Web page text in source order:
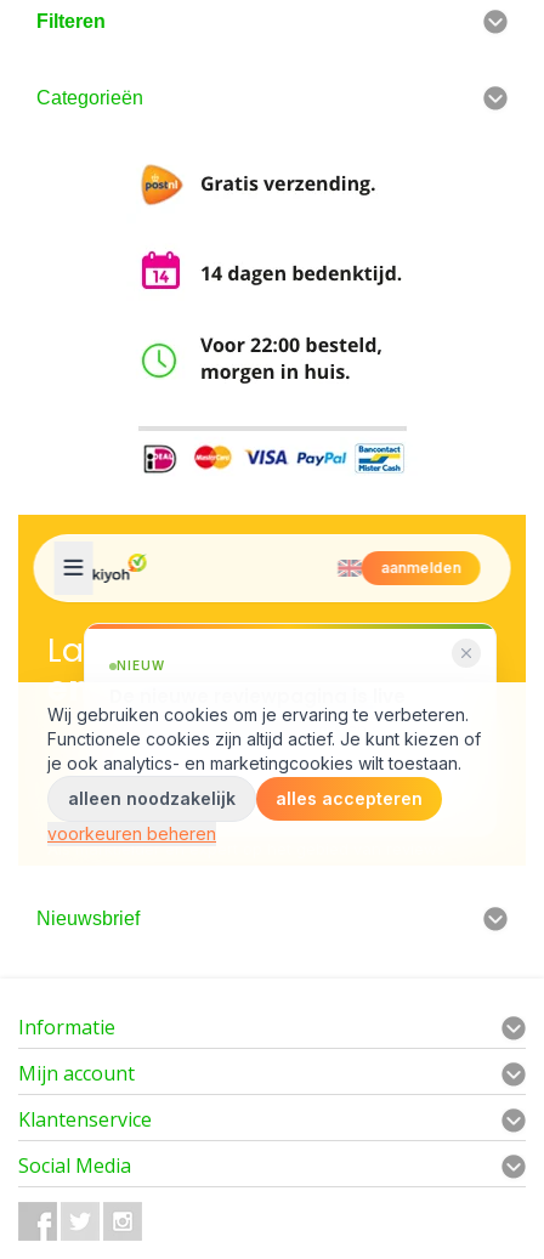
Filteren
Categorieën
Nieuwsbrief
Informatie
Mijn account
Klantenservice
Social Media